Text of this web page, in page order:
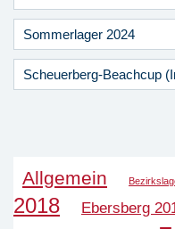
Sommerlager 2024
Scheuerberg-Beachcup
Allgemein
2018
Ebersberg